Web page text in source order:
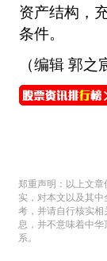
资产结构，
条件。
（编辑 郭之